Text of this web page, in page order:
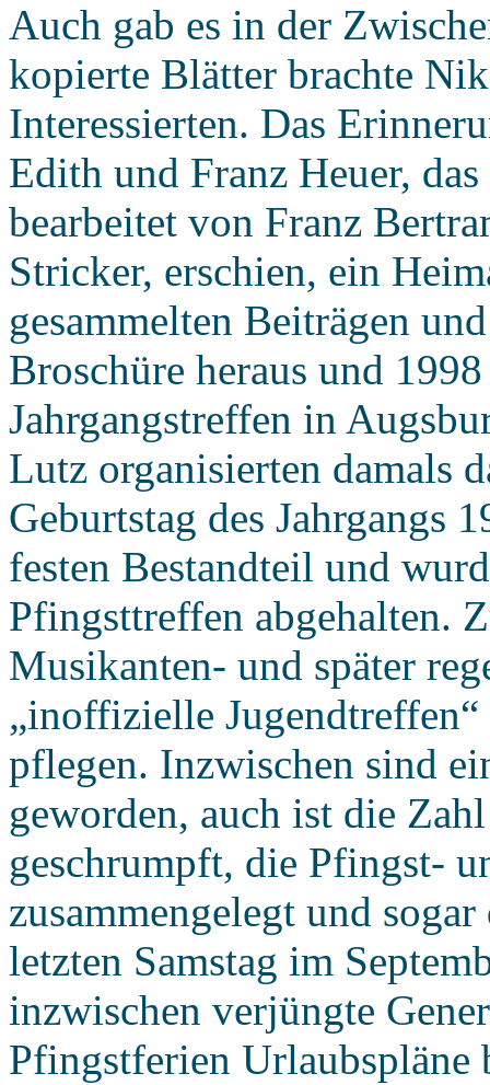
Auch gab es in der
kopierte Blätter brachte
Interessierten. Das
Edith und Franz Heuer,
bearbeitet von Franz
Stricker, erschien, ein
gesammelten Beiträgen
Broschüre heraus und
Jahrgangstreffen in
Lutz organisierten damals
Geburtstag des Jahrgangs
festen Bestandteil und
Pfingsttreffen abgehalten.
Musikanten- und später
„inoffizielle
pflegen. Inzwischen sind
geworden, auch ist die
geschrumpft, die Pfingst-
zusammengelegt und
letzten Samstag im
inzwischen verjüngte
Pfingstferien Urlaubspläne